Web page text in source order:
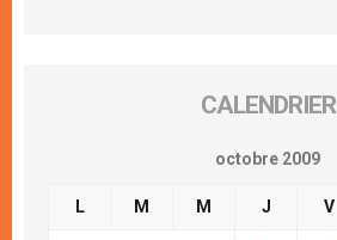
CALENDRIER
octobre 2009
L M M J V